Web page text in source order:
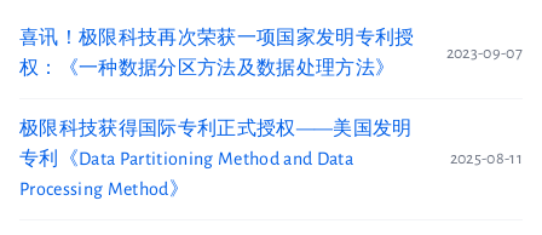
喜讯！极限科技再次荣获一项国家发明专利授
权：《一种数据分区方法及数据处理方法》
2023-09-07
极限科技获得国际专利正式授权——美国发明
专利《Data Partitioning Method and Data
Processing Method》
2025-08-11